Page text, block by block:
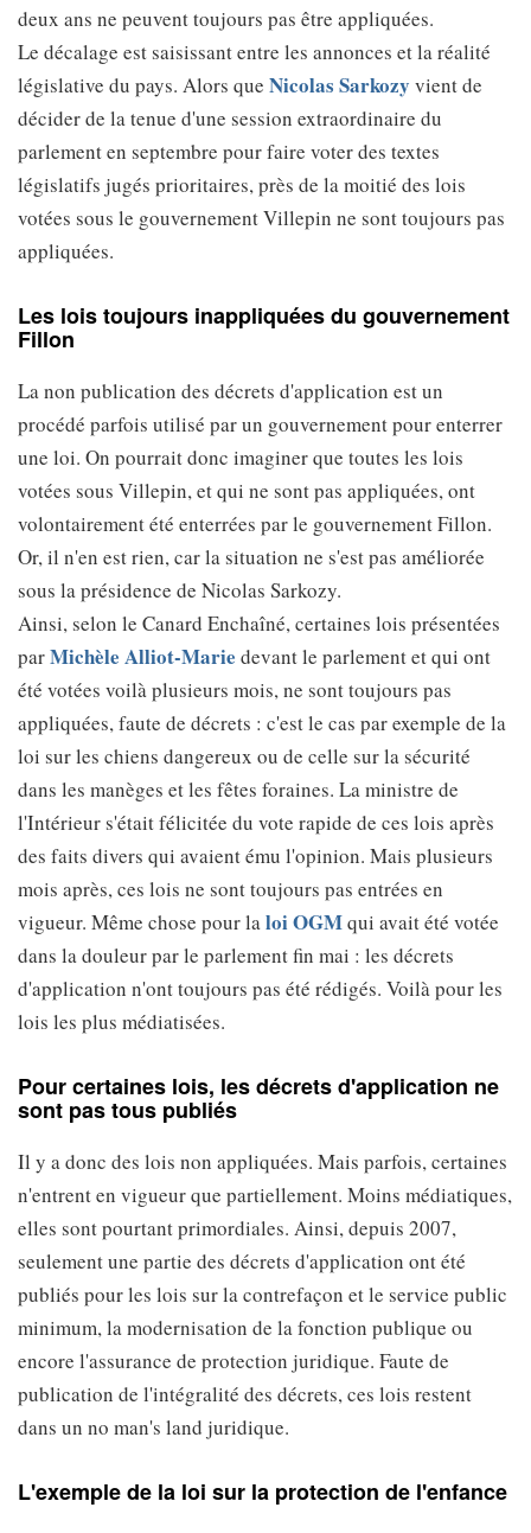
deux ans ne peuvent toujours pas être appliquées.
Le décalage est saisissant entre les annonces et la réalité
législative du pays. Alors que Nicolas Sarkozy vient de
décider de la tenue d'une session extraordinaire du
parlement en septembre pour faire voter des textes
législatifs jugés prioritaires, près de la moitié des lois
votées sous le gouvernement Villepin ne sont toujours pas
appliquées.
Les lois toujours inappliquées du gouvernement
Fillon
La non publication des décrets d'application est un
procédé parfois utilisé par un gouvernement pour enterrer
une loi. On pourrait donc imaginer que toutes les lois
votées sous Villepin, et qui ne sont pas appliquées, ont
volontairement été enterrées par le gouvernement Fillon.
Or, il n'en est rien, car la situation ne s'est pas améliorée
sous la présidence de Nicolas Sarkozy.
Ainsi, selon le Canard Enchaîné, certaines lois présentées
parMichèle Alliot-Marie devant le parlement et qui ont
été votées voilà plusieurs mois, ne sont toujours pas
appliquées, faute de décrets : c'est le cas par exemple de la
loi sur les chiens dangereux ou de celle sur la sécurité
dans les manèges et les fêtes foraines. La ministre de
l'Intérieur s'était félicitée du vote rapide de ces lois après
des faits divers qui avaient ému l'opinion. Mais plusieurs
mois après, ces lois ne sont toujours pas entrées en
vigueur. Même chose pour laloi OGMqui avait été votée
dans la douleur par le parlement fin mai : les décrets
d'application n'ont toujours pas été rédigés. Voilà pour les
lois les plus médiatisées.
Pour certaines lois, les décrets d'application ne
sont pas tous publiés
Il y a donc des lois non appliquées. Mais parfois, certaines
n'entrent en vigueur que partiellement. Moins médiatiques,
elles sont pourtant primordiales. Ainsi, depuis 2007,
seulement une partie des décrets d'application ont été
publiés pour les lois sur la contrefaçon et le service public
minimum, la modernisation de la fonction publique ou
encore l'assurance de protection juridique. Faute de
publication de l'intégralité des décrets, ces lois restent
dans un no man's land juridique.
L'exemple de la loi sur la protection de l'enfance